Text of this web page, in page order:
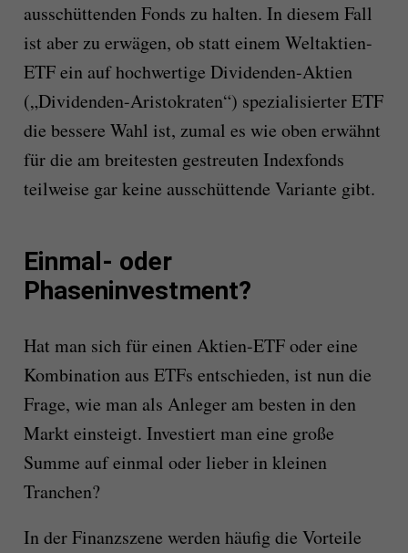
ausschüttenden Fonds zu halten. In diesem Fall
ist aber zu erwägen, ob statt einem Weltaktien-
ETF ein auf hochwertige Dividenden-Aktien
(„Dividenden-Aristokraten“) spezialisierter ETF
die bessere Wahl ist, zumal es wie oben erwähnt
für die am breitesten gestreuten Indexfonds
teilweise gar keine ausschüttende Variante gibt.
Einmal- oder
Phaseninvestment?
Hat man sich für einen Aktien-ETF oder eine
Kombination aus ETFs entschieden, ist nun die
Frage, wie man als Anleger am besten in den
Markt einsteigt. Investiert man eine große
Summe auf einmal oder lieber in kleinen
Tranchen?
In der Finanzszene werden häufig die Vorteile